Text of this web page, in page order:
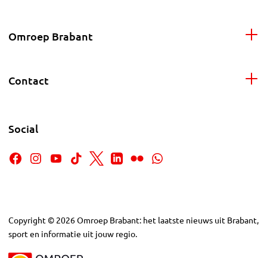
Omroep Brabant
Contact
Social
Copyright © 2026Omroep Brabant: het laatste nieuws uit Brabant,
sport en informatie uit jouw regio.